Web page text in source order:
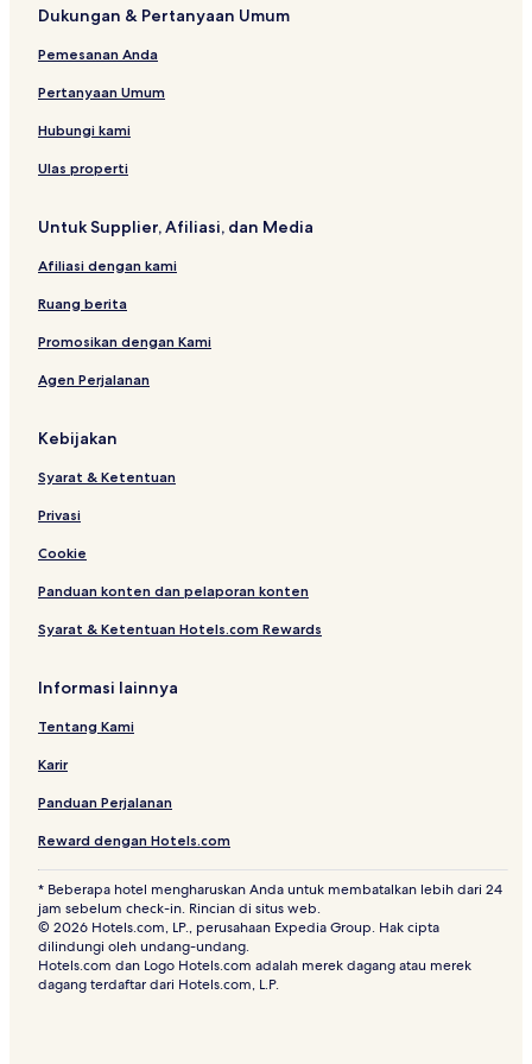
s
n
l
y
&
p
a
a
s
A
l
I
n
c
u
v
u
R
e
s
o
t
p
u
u
r
y
R
s
t
S
p
a
-
d
t
s
O
n
y
V
l
l
a
g
Dukungan & Pertanyaan Umum
Pemesanan Anda
Pertanyaan Umum
Hubungi kami
Ulas properti
Untuk Supplier, Afiliasi, dan Media
Afiliasi dengan kami
Ruang berita
Promosikan dengan Kami
Agen Perjalanan
Kebijakan
Syarat & Ketentuan
Privasi
Cookie
Panduan konten dan pelaporan konten
Syarat & Ketentuan Hotels.com Rewards
Informasi lainnya
Tentang Kami
Karir
Panduan Perjalanan
Reward dengan Hotels.com
* Beberapa hotel mengharuskan Anda untuk membatalkan lebih dari 24
jam sebelum check-in. Rincian di situs web.
© 2026 Hotels.com, LP., perusahaan Expedia Group. Hak cipta
dilindungi oleh undang-undang.
Hotels.com dan Logo Hotels.com adalah merek dagang atau merek
dagang terdaftar dari Hotels.com, L.P.